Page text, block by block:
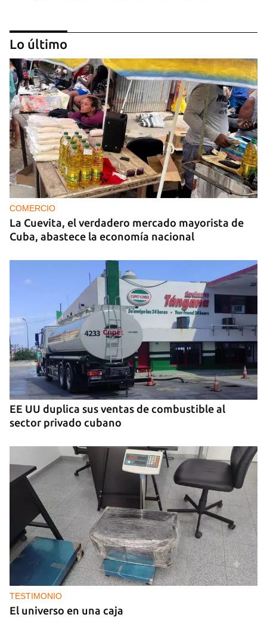
MIAMI
La hija de un diplomático castrista expulsado de
EE UU en 2003 está bajo custodia del ICE
Lo último
COMERCIO
La Cuevita, el verdadero mercado mayorista de
Cuba, abastece la economía nacional
EE UU duplica sus ventas de combustible al
sector privado cubano
TESTIMONIO
El universo en una caja